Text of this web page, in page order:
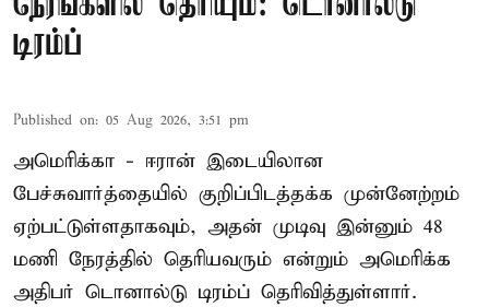
டிரம்ப்
Published on: 05 Aug 2026, 3:51 pm
அமெரிக்கா - ஈரான் இடையிலான
பேச்சுவார்த்தையில் குறிப்பிடத்தக்க முன்னேற்றம்
ஏற்பட்டுள்ளதாகவும், அதன் முடிவு இன்னும் 48
மணி நேரத்தில் தெரியவரும் என்றும் அமெரிக்க
அதிபர் டொனால்டு டிரம்ப் தெரிவித்துள்ளார்.